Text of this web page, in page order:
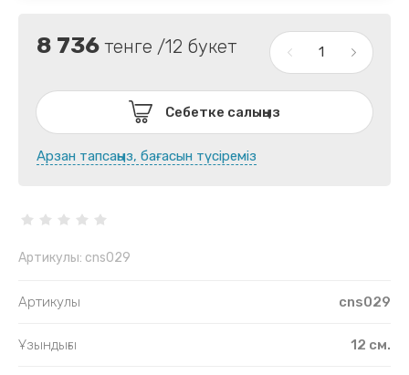
8 736 тенге /12 букет
Себетке салыңыз
Арзан тапсаңыз, бағасын түсіреміз
Артикулы: cns029
Артикулы cns029
Ұзындығы 12 см.